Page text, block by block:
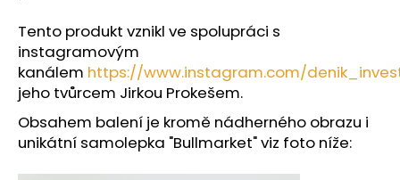
Tento produkt vznikl ve spolupráci s
instagramovým
kanálem https://www.instagram.com/
jeho tvůrcem Jirkou Prokešem.
Obsahem balení je kromě nádherného obrazu i
unikátní samolepka "Bullmarket" viz foto níže:
p
o
r
u
č
u
j
e